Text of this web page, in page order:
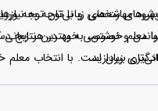
مهارت‌های زبانی‌تان توجه
شخصی و با توجه به
و نوشتن، به بهترین نتایج
خصوصی خود در هر زمانی
بپردازید.
زبان است. با انتخاب معلم